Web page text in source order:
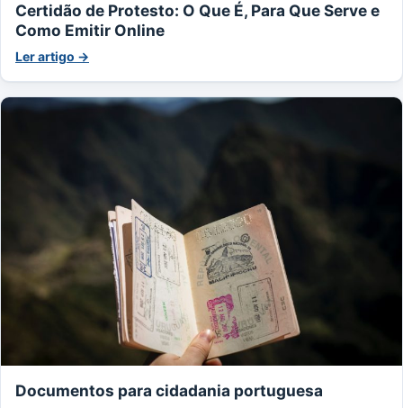
Certidão de Protesto: O Que É, Para Que Serve e
Como Emitir Online
Ler artigo →
Documentos para cidadania portuguesa